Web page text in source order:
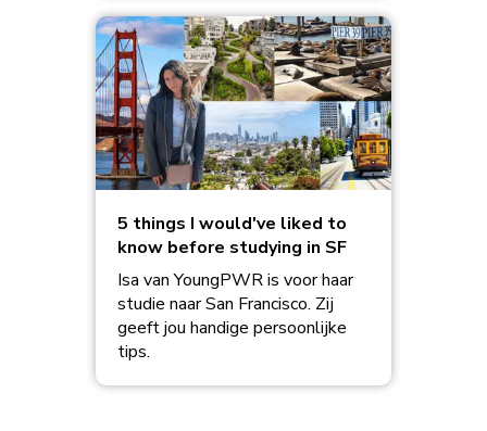
5 things I would've liked to
know before studying in SF
Isa van YoungPWR is voor haar
studie naar San Francisco. Zij
geeft jou handige persoonlijke
tips.